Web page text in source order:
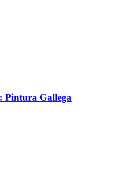
Pintura Gallega